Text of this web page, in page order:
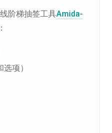
阶梯抽签工具Amida-
项）